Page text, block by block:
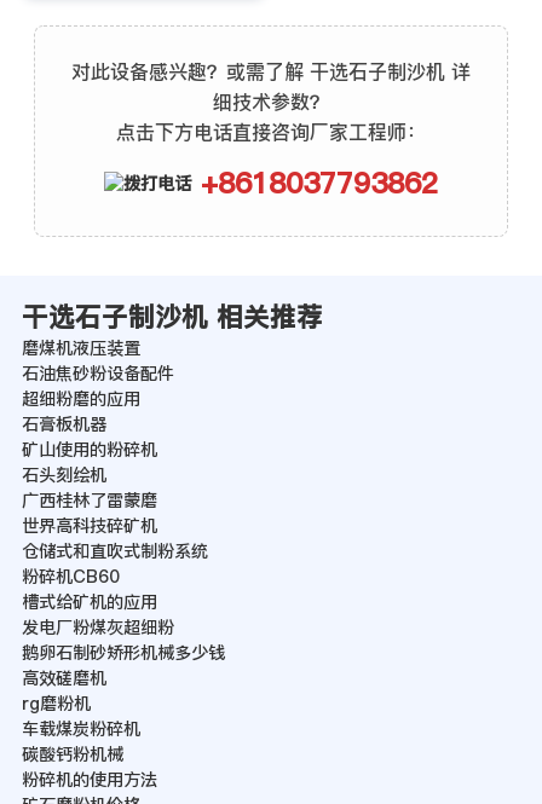
对此设备感兴趣？或需了解 干选石子制沙机 详
细技术参数？
点击下方电话直接咨询厂家工程师：
+8618037793862
干选石子制沙机 相关推荐
磨煤机液压装置
石油焦砂粉设备配件
超细粉磨的应用
石膏板机器
矿山使用的粉碎机
石头刻绘机
广西桂林了雷蒙磨
世界高科技碎矿机
仓储式和直吹式制粉系统
粉碎机CB60
槽式给矿机的应用
发电厂粉煤灰超细粉
鹅卵石制砂矫形机械多少钱
高效磋磨机
rg磨粉机
车载煤炭粉碎机
碳酸钙粉机械
粉碎机的使用方法